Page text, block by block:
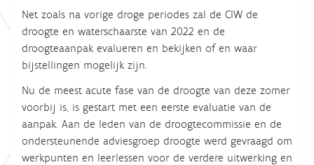
Net zoals na vorige droge periodes zal de CIW de
droogte en waterschaarste van 2022 en de
droogteaanpak evalueren en bekijken of en waar
bijstellingen mogelijk zijn.
Nu de meest acute fase van de droogte van deze zomer
voorbij is, is gestart met een eerste evaluatie van de
aanpak. Aan de leden van de droogtecommissie en de
ondersteunende adviesgroep droogte werd gevraagd om
werkpunten en leerlessen voor de verdere uitwerking en